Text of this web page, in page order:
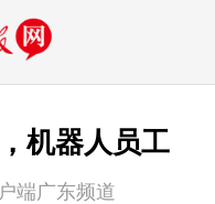
机器人员工
端广东频道